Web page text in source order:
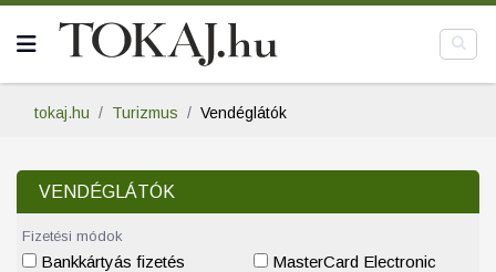
tokaj.hu Turizmus Vendéglátók
VENDÉGLÁTÓK
Fizetési módok
Bankkártyás fizetés
MasterCard Electronic